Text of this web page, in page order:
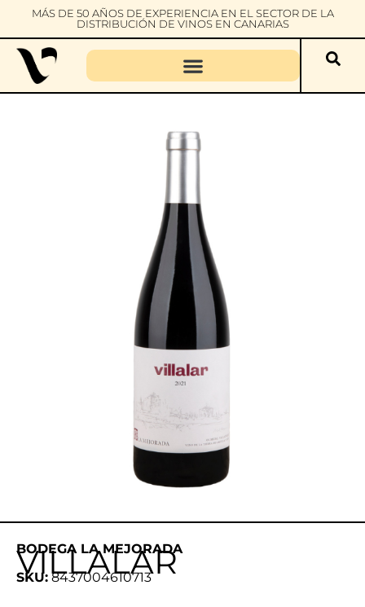
MÁS DE 50 AÑOS DE EXPERIENCIA EN EL SECTOR DE LA
DISTRIBUCIÓN DE VINOS EN CANARIAS
BODEGA LA MEJORADA
VILLALAR
SKU: 8437004610713